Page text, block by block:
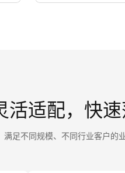
活适配，快
足不同规模、不同行业客户的